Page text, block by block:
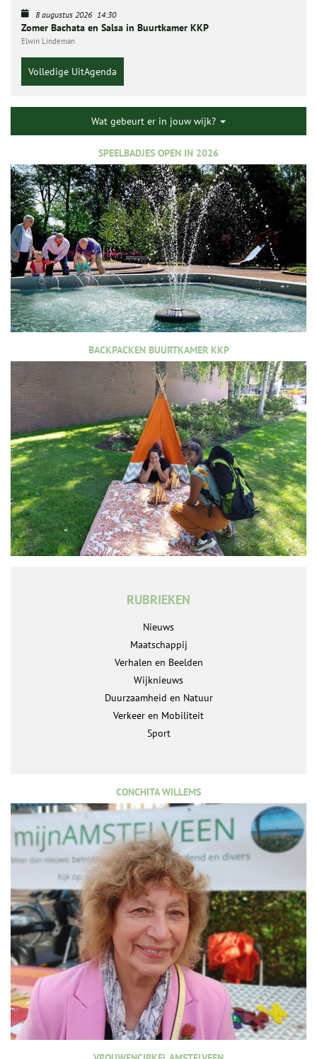
8 augustus 2026 14:30
Zomer Bachata en Salsa in Buurtkamer KKP
Elwin Lindeman
Volledige UitAgenda
Wat gebeurt er in jouw wijk?
SPEELBADJES OPEN IN 2026
BACKPACKEN BUURTKAMER KKP
RUBRIEKEN
Nieuws
Maatschappij
Verhalen en Beelden
Wijknieuws
Duurzaamheid en Natuur
Verkeer en Mobiliteit
Sport
CONCHITA WILLEMS